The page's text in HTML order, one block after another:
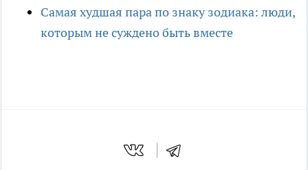
Самая худшая пара по знаку зодиака: люди,
которым не суждено быть вместе